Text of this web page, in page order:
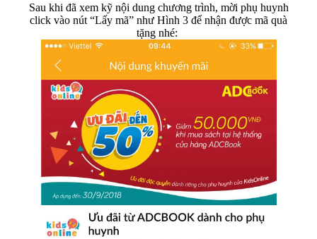
Sau khi đã xem kỹ nội dung chương trình, mời phụ huynh
click vào nút “Lấy mã” như Hình 3 để nhận được mã quà
tặng nhé: